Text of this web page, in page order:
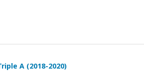
A (2018-2020)